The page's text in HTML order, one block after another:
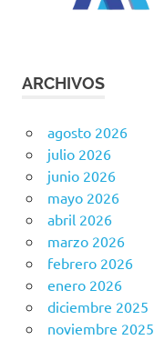
ARCHIVOS
agosto 2026
julio 2026
junio 2026
mayo 2026
abril 2026
marzo 2026
febrero 2026
enero 2026
diciembre 2025
noviembre 2025